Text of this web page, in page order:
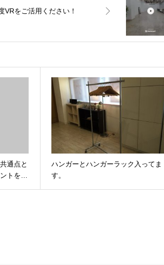
VRをご活用ください！
通点と
トを…
ハンガーとハンガーラック入ってま
す。